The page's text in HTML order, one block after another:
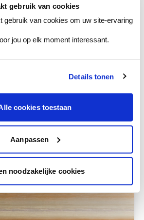
gebruik van cookies
gebruik van cookies om uw site-ervaring
jou op elk moment interessant.
Details tonen
cookies toestaan
Aanpassen
noodzakelijke cookies
je kleur in de winkel
kleurechte stalen van je
bijhorende tinten om je kleur
misschien ook iets voor jou